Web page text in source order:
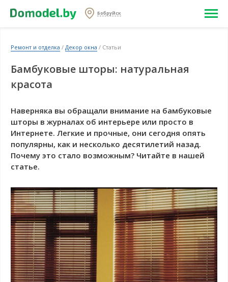
Бобруйск
Ремонт и отделка / Декор окна / Статьи
Бамбуковые шторы: натуральная
красота
Наверняка вы обращали внимание на бамбуковые
шторы в журналах об интерьере или просто в
Интернете. Легкие и прочные, они сегодня опять
популярны, как и несколько десятилетий назад.
Почему это стало возможным? Читайте в нашей
статье.